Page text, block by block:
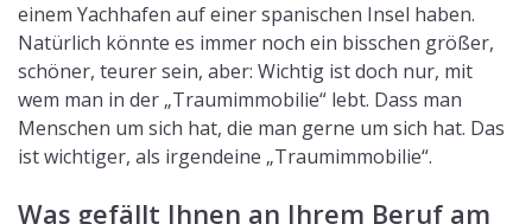
einem Yachhafen auf einer spanischen Insel haben.
Natürlich könnte es immer noch ein bisschen größer,
schöner, teurer sein, aber: Wichtig ist doch nur, mit
wem man in der „Traumimmobilie“ lebt. Dass man
Menschen um sich hat, die man gerne um sich hat. Das
ist wichtiger, als irgendeine „Traumimmobilie“.
Was gefällt Ihnen an Ihrem Beruf am